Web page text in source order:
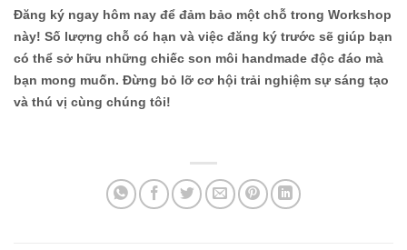
Đăng ký ngay hôm nay để đảm bảo một chỗ trong Workshop
này! Số lượng chỗ có hạn và việc đăng ký trước sẽ giúp bạn
có thể sở hữu những chiếc son môi handmade độc đáo mà
bạn mong muốn. Đừng bỏ lỡ cơ hội trải nghiệm sự sáng tạo
và thú vị cùng chúng tôi!